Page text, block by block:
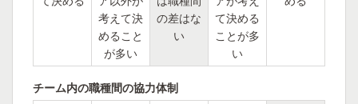
考えて決
めること
が多い
の差はな
い
て決める
ことが多
い
チーム内の職種間の協力体制